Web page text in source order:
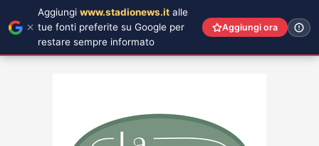
Aggiungi www.stadionews.it alle
tue fonti preferite su Google per
restare sempre informato
Aggiungi ora